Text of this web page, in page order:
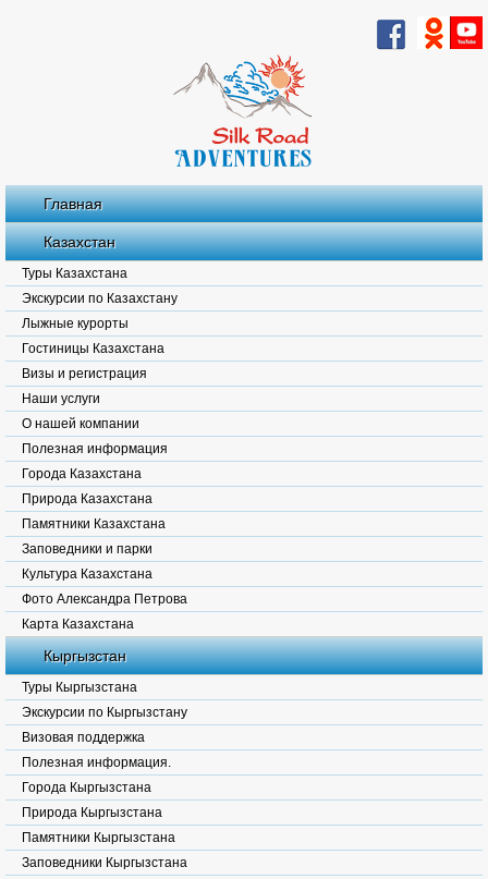
Главная
Казахстан
Туры Казахстана
Экскурсии по Казахстану
Лыжные курорты
Гостиницы Казахстана
Визы и регистрация
Наши услуги
О нашей компании
Полезная информация
Города Казахстана
Природа Казахстана
Памятники Казахстана
Заповедники и парки
Культура Казахстана
Фото Александра Петрова
Карта Казахстана
Кыргызстан
Туры Кыргызстана
Экскурсии по Кыргызстану
Визовая поддержка
Полезная информация.
Города Кыргызстана
Природа Кыргызстана
Памятники Кыргызстана
Заповедники Кыргызстана